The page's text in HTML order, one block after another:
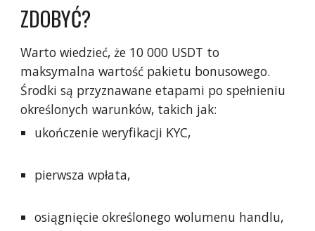
ZDOBYĆ?
Warto wiedzieć, że 10 000 USDT to
maksymalna wartość pakietu bonusowego.
Środki są przyznawane etapami po spełnieniu
określonych warunków, takich jak:
ukończenie weryfikacji KYC,
pierwsza wpłata,
osiągnięcie określonego wolumenu handlu,